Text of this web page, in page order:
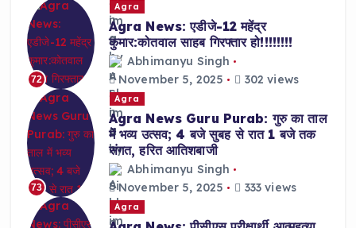
72
Agra
Agra News: एडीजे-12 महेंद्र
कुमार:कोतवाल साहब गिरफ्तार हो!!!!!!!!
Abhimanyu Singh
November 5, 2025
302 views
73
Agra
Agra News Guru Purab: गुरु का ताल
में भव्य उत्सव; 4 बजे सुबह से रात 1 बजे तक
संगत, हरित आतिशबाजी
Abhimanyu Singh
November 5, 2025
333 views
Agra